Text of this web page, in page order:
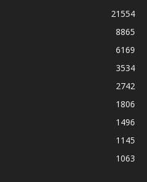
21554
8865
6169
3534
2742
1806
1496
1145
1063